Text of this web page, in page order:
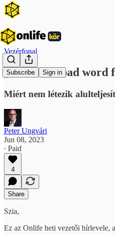
Subscribe Sign in
Vezérfonal
„»Fix« is a bad word
Miért nem létezik
Peter Ungvári
Jun 08, 2023
∙ Paid
4
Share
Szia,
Ez az Onlife heti vezetői hírlevele,